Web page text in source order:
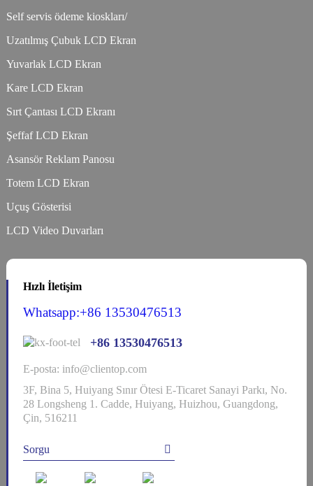
Self servis ödeme kioskları/
Uzatılmış Çubuk LCD Ekran
Yuvarlak LCD Ekran
Kare LCD Ekran
Sırt Çantası LCD Ekranı
Şeffaf LCD Ekran
Asansör Reklam Panosu
Totem LCD Ekran
Uçuş Gösterisi
LCD Video Duvarları
Hızlı İletişim
Whatsapp:+86 13530476513
+86 13530476513
E-posta: info@clientop.com
3F, Bina 5, Huiyang Sınır Ötesi E-Ticaret Sanayi Parkı, No.
28 Longsheng 1. Cadde, Huiyang, Huizhou, Guangdong,
Çin, 516211
Sorgu